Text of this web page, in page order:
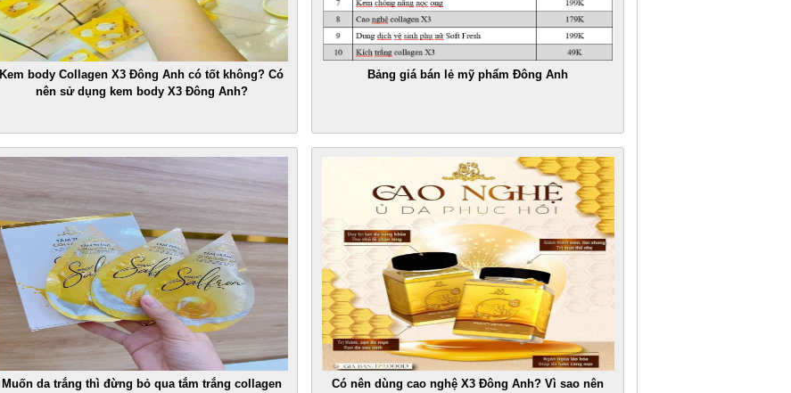
Kem body Collagen X3 Đông Anh có tốt không? Có
nên sử dụng kem body X3 Đông Anh?
Bảng giá bán lẻ mỹ phẩm Đông Anh
Muốn da trắng thì đừng bỏ qua tắm trắng collagen
Có nên dùng cao nghệ X3 Đông Anh? Vì sao nên